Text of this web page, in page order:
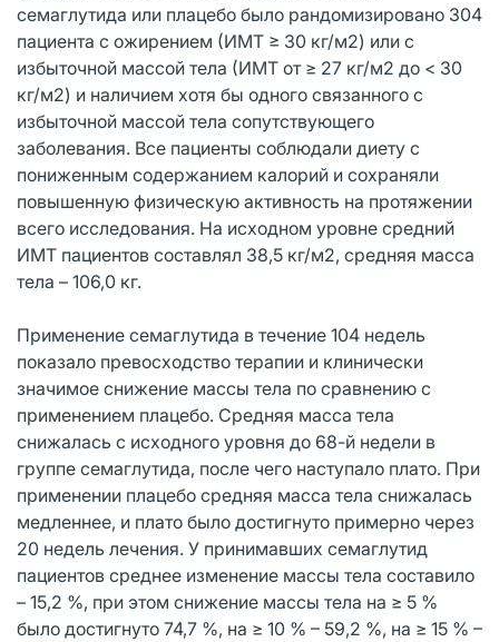
семаглутида или плацебо было рандомизировано 304
пациента с ожирением (ИМТ ≥ 30 кг/м2) или с
избыточной массой тела (ИМТ от ≥ 27 кг/м2 до < 30
кг/м2) и наличием хотя бы одного связанного с
избыточной массой тела сопутствующего
заболевания. Все пациенты соблюдали диету с
пониженным содержанием калорий и сохраняли
повышенную физическую активность на протяжении
всего исследования. На исходном уровне средний
ИМТ пациентов составлял 38,5 кг/м2, средняя масса
тела – 106,0 кг.
Применение семаглутида в течение 104 недель
показало превосходство терапии и клинически
значимое снижение массы тела по сравнению с
применением плацебо. Средняя масса тела
снижалась с исходного уровня до 68-й недели в
группе семаглутида, после чего наступало плато. При
применении плацебо средняя масса тела снижалась
медленнее, и плато было достигнуто примерно через
20 недель лечения. У принимавших семаглутид
пациентов среднее изменение массы тела составило
– 15,2 %, при этом снижение массы тела на ≥ 5 %
было достигнуто 74,7 %, на ≥ 10 % – 59,2 %, на ≥ 15 % –